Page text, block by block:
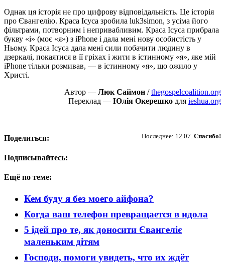
Однак ця історія не про цифрову відповідальність. Це історія
про Євангелію. Краса Ісуса зробила luk3simon, з усіма його
фільтрами, потворним і непривабливим. Краса Ісуса прибрала
букву «i» (моє «я») з iPhone і дала мені нову особистість у
Ньому. Краса Ісуса дала мені сили побачити людину в
дзеркалі, покаятися в її гріхах і жити в істинному «я», яке мій
iPhone тільки розмивав, — в істинному «я», що ожило у
Христі.
Автор — Люк Саймон /thegospelcoalition.org
Переклад — Юлія Окерешко для ieshua.org
Последнее: 12.07. Спасибо!
Поделиться:
Подписывайтесь:
Ещё по теме:
Кем буду я без моего айфона?
Когда ваш телефон превращается в идола
5 ідей про те, як доносити Євангеліє
маленьким дітям
Господи, помоги увидеть, что их ждёт